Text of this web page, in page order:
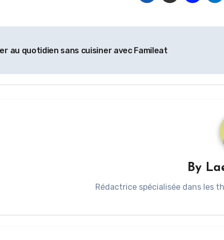
au quotidien sans cuisiner avec Famileat
By
Rédactrice spécialisée dans les